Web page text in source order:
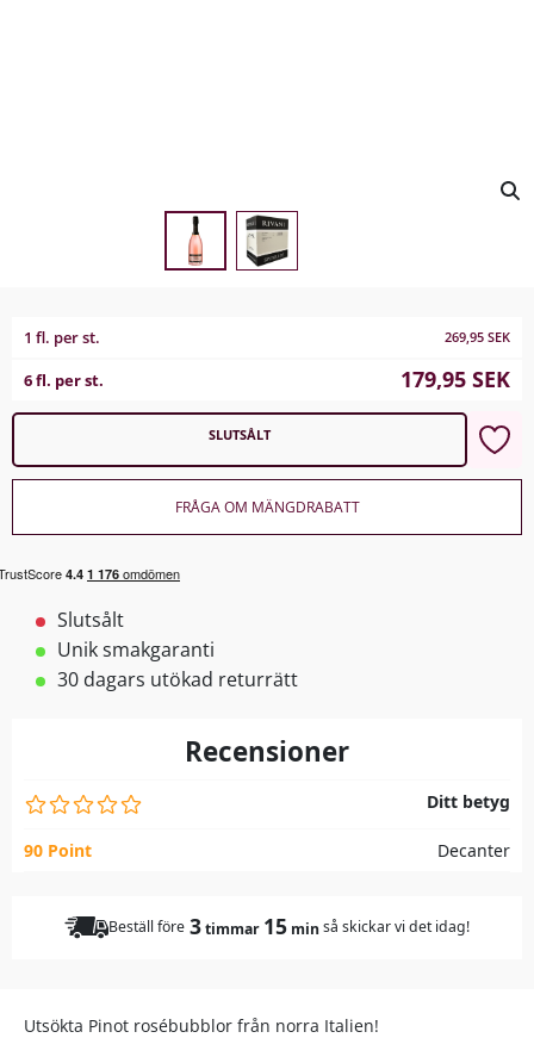
1 fl. per st. 269,95 SEK
6 fl. per st. 179,95 SEK
SLUTSÅLT
FRÅGA OM MÄNGDRABATT
Slutsålt
Unik smakgaranti
30 dagars utökad returrätt
Recensioner
Ditt betyg
90 Point Decanter
Beställ före 3timmar 15min så skickar vi det idag!
Utsökta Pinot rosébubblor från norra Italien!